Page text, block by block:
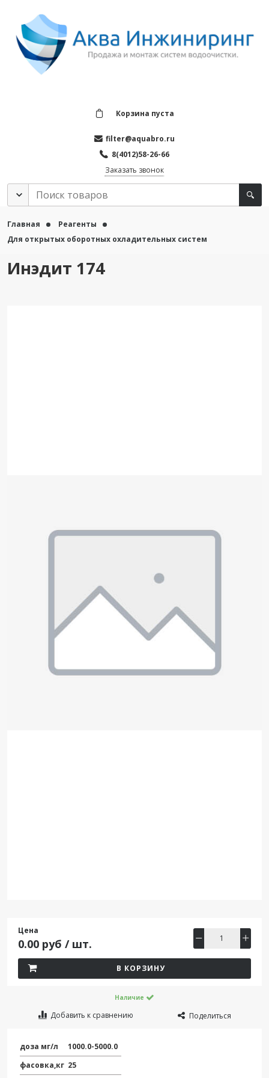
filter@aquabro.ru
8(4012)58-26-66
Заказать звонок
Корзина пуста
Главная
Реагенты
Для открытых оборотных охладительных систем
Инэдит 174
Цена
0.00 руб / шт.
В КОРЗИНУ
Наличие
Добавить к сравнению Поделиться
доза мг/л
1000.0-5000.0
фасовка,кг 25